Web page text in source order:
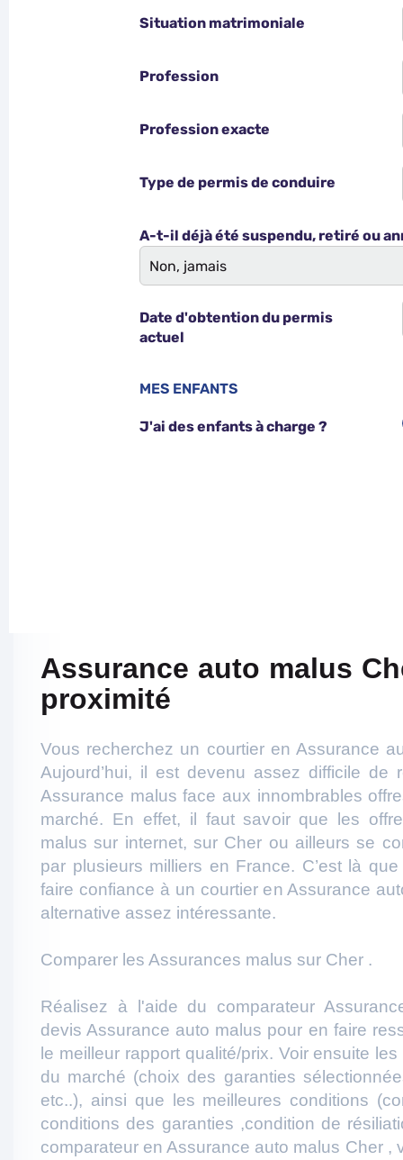
Assurance auto malus
proximité
Vous recherchez un courtier en Assurance
Aujourd’hui, il est devenu assez difficile de
Assurance malus face aux innombrables
marché. En effet, il faut savoir que les
malus sur internet, sur Cher ou ailleurs se
par plusieurs milliers en France. C’est là
faire confiance à un courtier en Assurance
alternative assez intéressante.
Comparer les Assurances malus sur Cher .
Réalisez à l'aide du comparateur
devis Assurance auto malus pour en faire
le meilleur rapport qualité/prix. Voir ensuite
du marché (choix des garanties
etc..), ainsi que les meilleures conditions
conditions des garanties ,condition de
comparateur en Assurance auto malus Cher ,